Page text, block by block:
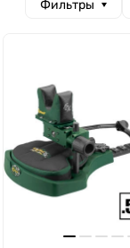
Фильтры